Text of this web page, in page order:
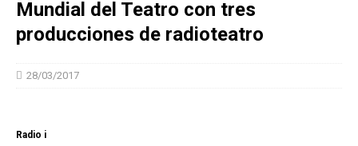
Mundial del Teatro con tres
producciones de radioteatro
28/03/2017
Radio i